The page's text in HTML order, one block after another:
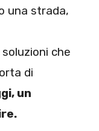
una strada,
che
di
un